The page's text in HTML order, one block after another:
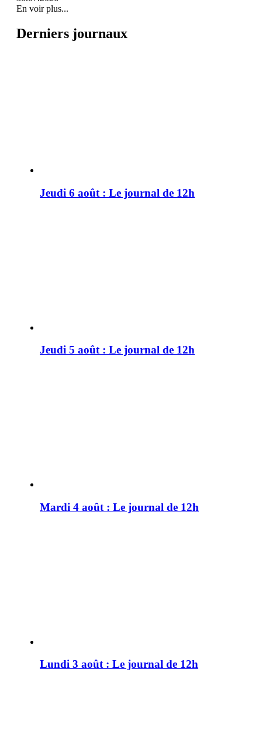
En voir plus...
Derniers journaux
Jeudi 6 août : Le journal de 12h
Jeudi 5 août : Le journal de 12h
Mardi 4 août : Le journal de 12h
Lundi 3 août : Le journal de 12h